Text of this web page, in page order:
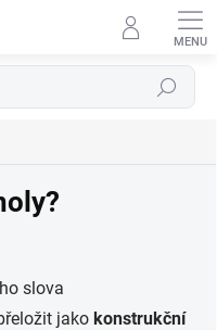
Hledat
slova
jako konstrukční